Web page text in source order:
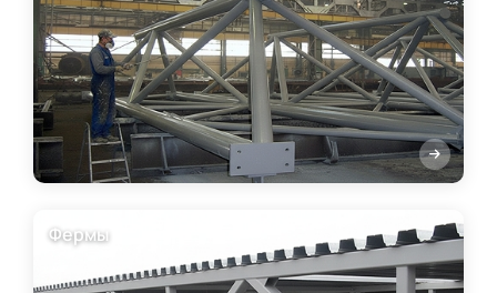
Фермы